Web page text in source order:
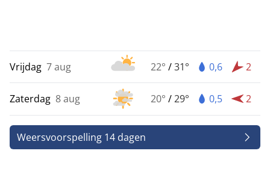
Vrijdag 7 aug 22° /31° 0,6 2
Zaterdag 8 aug 20° /29° 0,5 2
Weersvoorspelling 14 dagen